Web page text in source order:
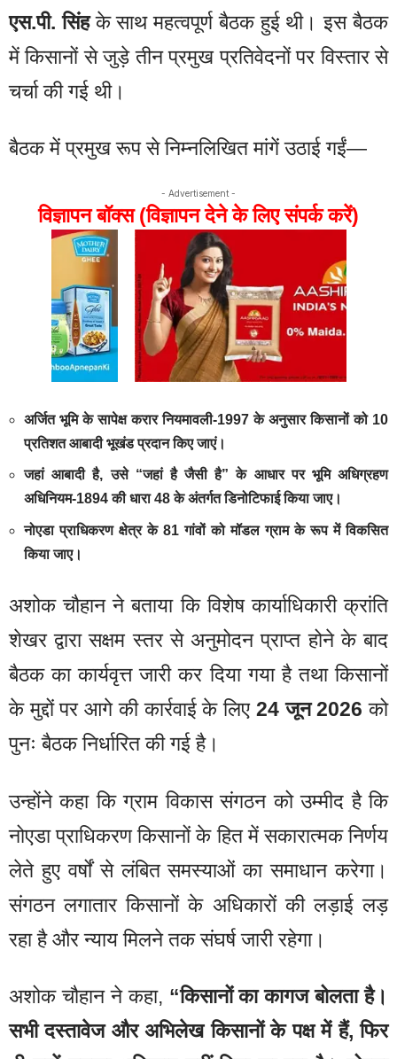
एस.पी. सिंहके साथ महत्वपूर्ण बैठक हुई थी। इस बैठक
में किसानों से जुड़े तीन प्रमुख प्रतिवेदनों पर विस्तार से
चर्चा की गई थी।
बैठक में प्रमुख रूप से निम्नलिखित मांगें उठाई गईं—
- Advertisement -
विज्ञापन बॉक्स (विज्ञापन देने के लिए संपर्क करें)
अर्जित भूमि के सापेक्ष करार नियमावली-1997 के अनुसार किसानों को 10
प्रतिशत आबादी भूखंड प्रदान किए जाएं।
जहां आबादी है, उसे “जहां है जैसी है” के आधार पर भूमि अधिग्रहण
अधिनियम-1894 की धारा 48 के अंतर्गत डिनोटिफाई किया जाए।
नोएडा प्राधिकरण क्षेत्र के 81 गांवों को मॉडल ग्राम के रूप में विकसित
किया जाए।
अशोक चौहान ने बताया कि विशेष कार्याधिकारी क्रांति
शेखर द्वारा सक्षम स्तर से अनुमोदन प्राप्त होने के बाद
बैठक का कार्यवृत्त जारी कर दिया गया है तथा किसानों
के मुद्दों पर आगे की कार्रवाई के लिए 24 जून 2026 को
पुनः बैठक निर्धारित की गई है।
उन्होंने कहा कि ग्राम विकास संगठन को उम्मीद है कि
नोएडा प्राधिकरण किसानों के हित में सकारात्मक निर्णय
लेते हुए वर्षों से लंबित समस्याओं का समाधान करेगा।
संगठन लगातार किसानों के अधिकारों की लड़ाई लड़
रहा है और न्याय मिलने तक संघर्ष जारी रहेगा।
अशोक चौहान ने कहा, “किसानों का कागज बोलता है।
सभी दस्तावेज और अभिलेख किसानों के पक्ष में हैं, फिर